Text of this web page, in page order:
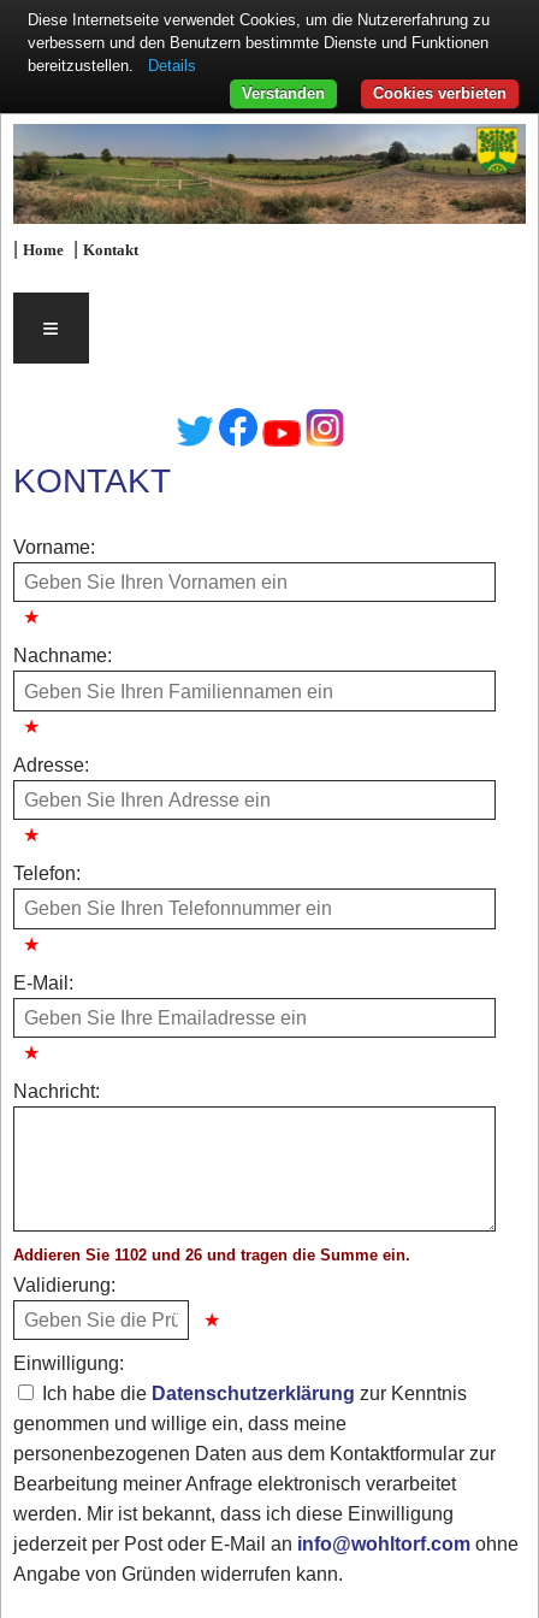
|Home |Kontakt
≡
KONTAKT
Vorname:
Nachname:
Adresse:
Telefon:
E-Mail:
Nachricht:
Addieren Sie 1102 und 26 und tragen die Summe ein.
Validierung:
Einwilligung:
Ich habe die Datenschutzerklärung zur Kenntnis
genommen und willige ein, dass meine
personenbezogenen Daten aus dem Kontaktformular zur
Bearbeitung meiner Anfrage elektronisch verarbeitet
werden. Mir ist bekannt, dass ich diese Einwilligung
jederzeit per Post oder E-Mail an info@wohltorf.comohne
Angabe von Gründen widerrufen kann.
Diese Internetseite verwendet Cookies, um die Nutzererfahrung zu
verbessern und den Benutzern bestimmte Dienste und Funktionen
bereitzustellen.
Details
Cookies verbieten
Verstanden